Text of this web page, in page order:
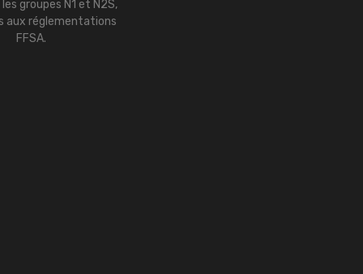
groupes N1 et N2S,
aux réglementations
FFSA.